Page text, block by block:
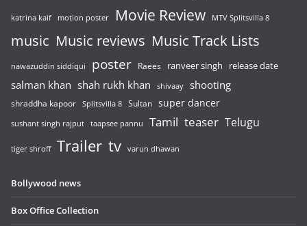
katrina kaif motion poster Movie Review MTV Splitsvilla 8
music Music reviews Music Track Lists
nawazuddin siddiqui poster Raees ranveer singh release date
salman khan shah rukh khan shivaay shooting
shraddha kapoor Splitsvilla 8 Sultan super dancer
sushant singh rajput taapsee pannu Tamil teaser Telugu
tiger shroff Trailer tv varun dhawan
Bollywood news
Box Office Collection